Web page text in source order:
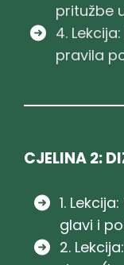
pritužbe
4.
pravila
CJELINA 2:
1.
glavi i
2.